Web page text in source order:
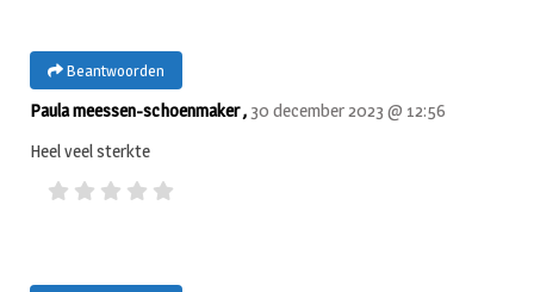
Beantwoorden
Paula meessen-schoenmaker , 30 december 2023 @ 12:56
Heel veel sterkte